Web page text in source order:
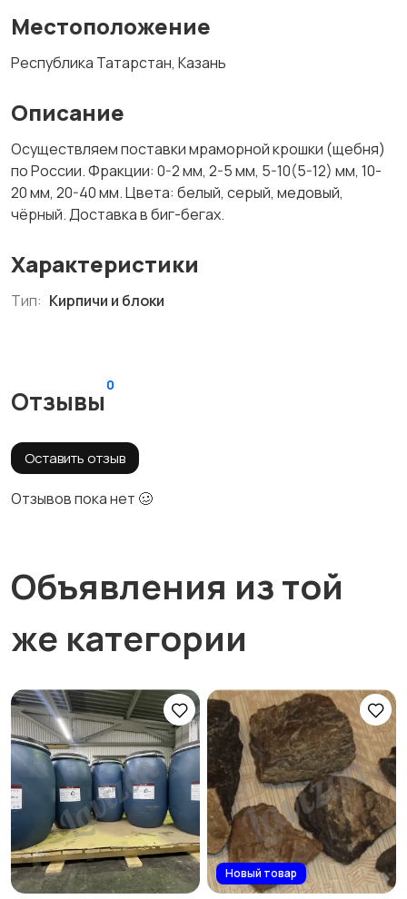
Местоположение
Республика Татарстан, Казань
Описание
Осуществляем поставки мраморной крошки (щебня)
по России. Фракции: 0-2 мм, 2-5 мм, 5-10(5-12) мм, 10-
20 мм, 20-40 мм. Цвета: белый, серый, медовый,
чёрный. Доставка в биг-бегах.
Характеристики
Тип: Кирпичи и блоки
Отзывы
0
Оставить отзыв
Отзывов пока нет 🥴
Объявления из той
же категории
Новый товар